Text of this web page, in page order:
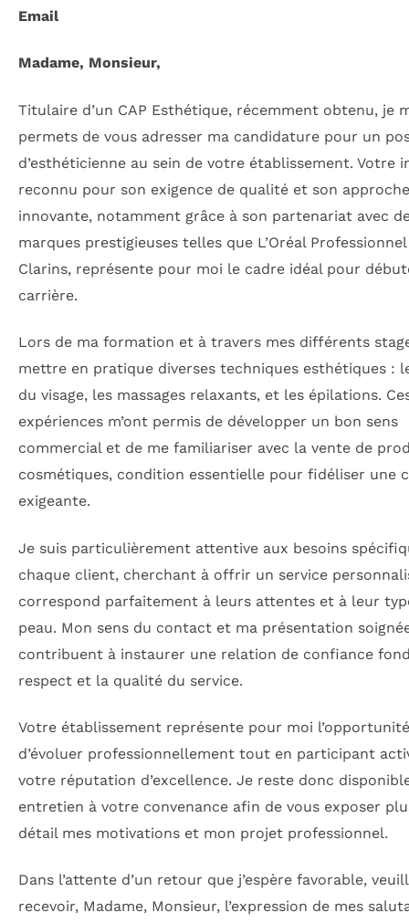
Email
Madame, Monsieur,
Titulaire d’un CAP Esthétique, récemment obtenu, je
permets de vous adresser ma candidature pour un
d’esthéticienne au sein de votre établissement. Votre
reconnu pour son exigence de qualité et son approche
innovante, notamment grâce à son partenariat avec
marques prestigieuses telles que L’Oréal
Clarins, représente pour moi le cadre idéal pour
carrière.
Lors de ma formation et à travers mes différents
mettre en pratique diverses techniques esthétiques :
du visage, les massages relaxants, et les épilations.
expériences m’ont permis de développer un bon sens
commercial et de me familiariser avec la vente de
cosmétiques, condition essentielle pour fidéliser une
exigeante.
Je suis particulièrement attentive aux besoins
chaque client, cherchant à offrir un service
correspond parfaitement à leurs attentes et à leur
peau. Mon sens du contact et ma présentation
contribuent à instaurer une relation de confiance
respect et la qualité du service.
Votre établissement représente pour moi l’opportunité
d’évoluer professionnellement tout en participant
votre réputation d’excellence. Je reste donc
entretien à votre convenance afin de vous exposer
détail mes motivations et mon projet professionnel.
Dans l’attente d’un retour que j’espère favorable,
recevoir, Madame, Monsieur, l’expression de mes